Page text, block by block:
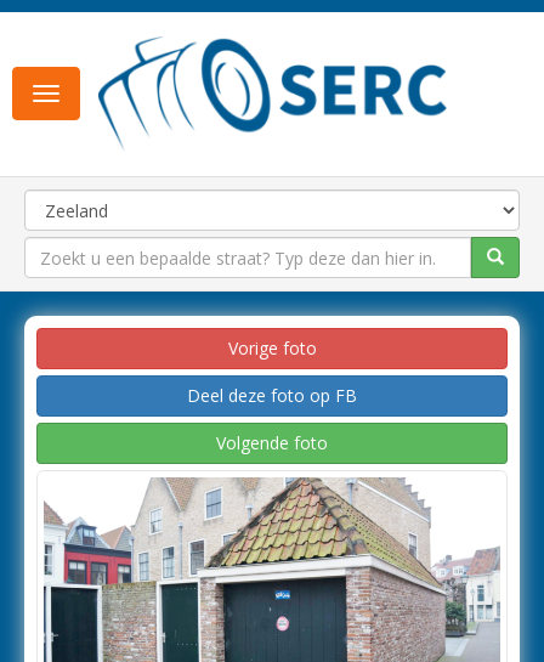
Toggle
navigation
Vorige foto
Deel deze foto op FB
Volgende foto